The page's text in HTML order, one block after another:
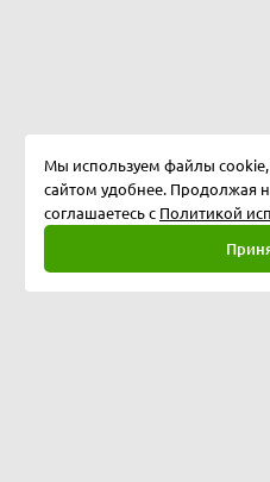
Мы используем файлы cookie,
сайтом удобнее. Продолжая
соглашаетесь с Политикой